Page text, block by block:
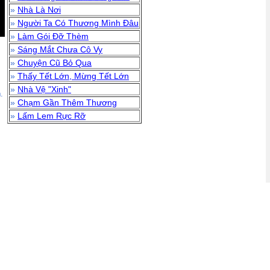
» Nhà Là Nơi
» Người Ta Có Thương Mình Đâu
» Làm Gói Đỡ Thèm
» Sáng Mắt Chưa Cô Vy
» Chuyện Cũ Bỏ Qua
» Thấy Tết Lớn, Mừng Tết Lớn
» Nhà Vệ "Xinh"
» Chạm Gần Thêm Thương
» Lấm Lem Rực Rỡ